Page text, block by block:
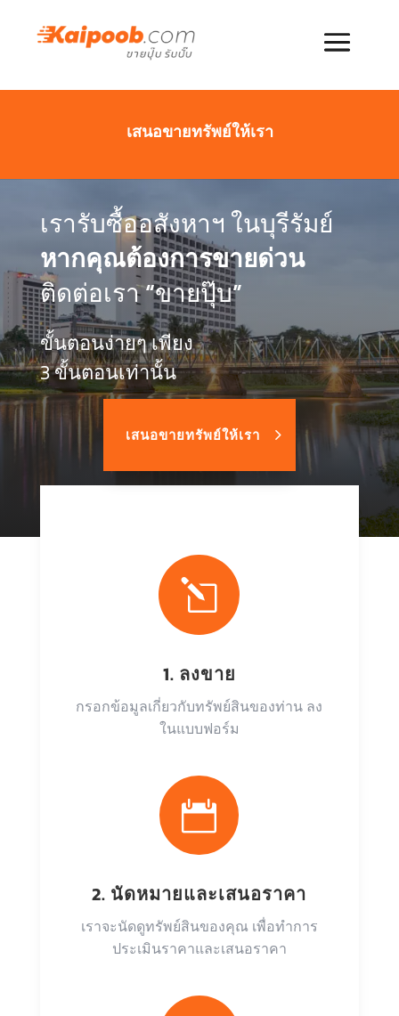
เสนอขายทรัพย์ให้เรา
เรารับซื้ออสังหาฯ ในบุรีรัมย์
หากคุณต้องการขายด่วน
ติดต่อเรา “ขายปุ๊บ”
ขั้นตอนง่ายๆ เพียง
3 ขั้นตอนเท่านั้น
เสนอขายทรัพย์ให้เรา
l
1. ลงขาย
กรอกข้อมูลเกี่ยวกับทรัพย์สินของท่าน ลง
ในแบบฟอร์ม

2. นัดหมายและเสนอราคา
เราจะนัดดูทรัพย์สินของคุณ เพื่อทำการ
ประเมินราคาและเสนอราคา